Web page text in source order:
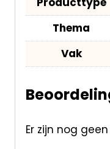
Thema
Vak
Er zijn nog